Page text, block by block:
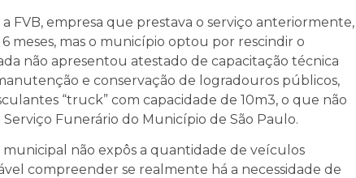
FVB, empresa que prestava o serviço anteriormente,
meses, mas o município optou por rescindir o
não apresentou atestado de capacitação técnica
e conservação de logradouros públicos,
“truck” com capacidade de 10m3, o que não
Funerário do Município de São Paulo.
municipal não expôs a quantidade de veículos
compreender se realmente há a necessidade de